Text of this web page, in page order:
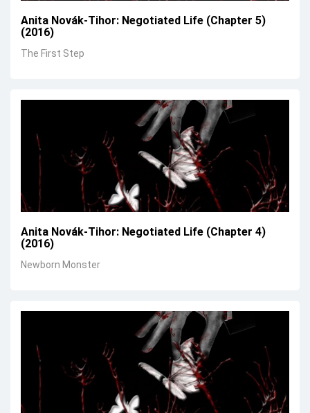
Anita Novák-Tihor: Negotiated Life (Chapter 5)
(2016)
The First Step
Anita Novák-Tihor: Negotiated Life (Chapter 4)
(2016)
Newborn Monster